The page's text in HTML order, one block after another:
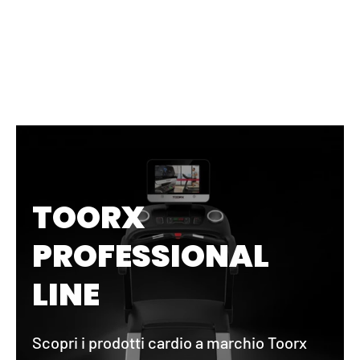
TOORX
PROFESSIONAL
LINE
Scopri i prodotti cardio a marchio Toorx